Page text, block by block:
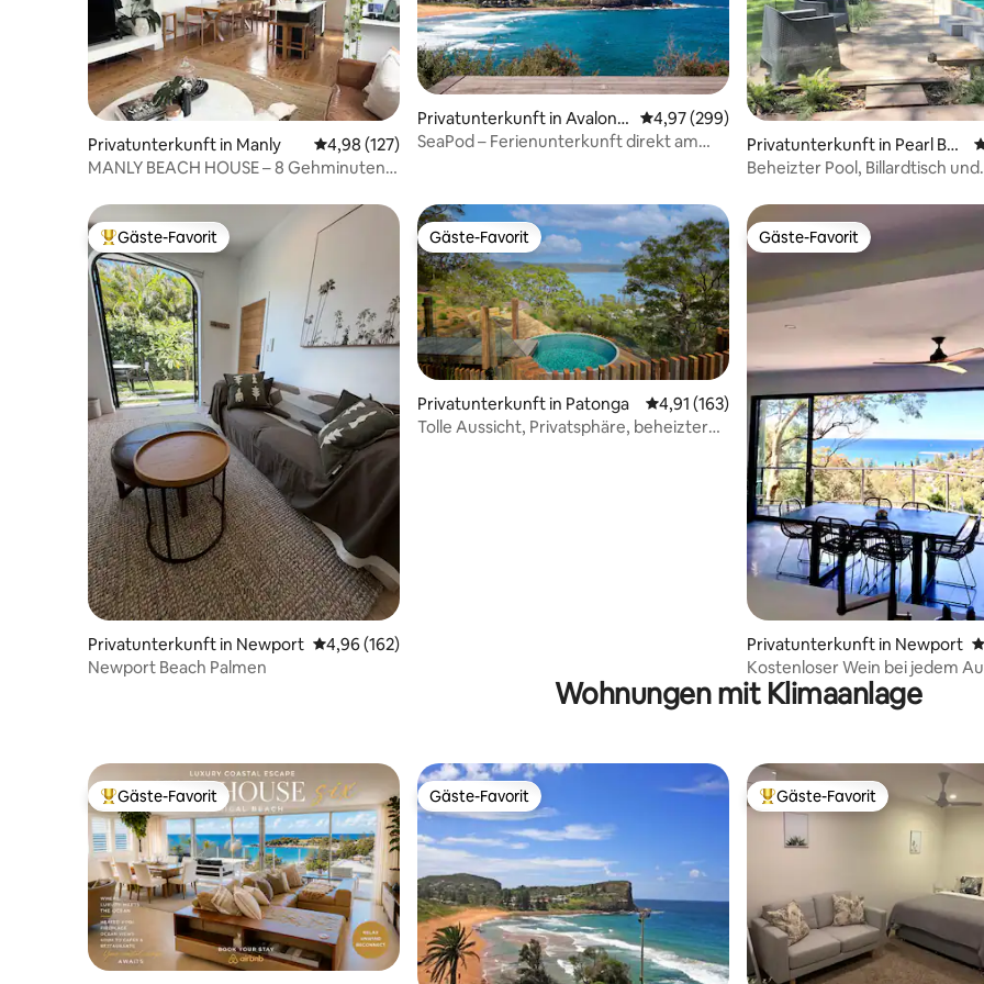
Privatunterkunft in Manly Durchschnittliche Bewertung: 4,98 von 5, 127 Bewertungen
4,98 (127)
MANLY BEACH HOUSE – 8 Gehminuten
Privatunterkunft in Avalon B
each
Durchschnittliche Bewertung: 4,97 von 5,
4,97 (299)
SeaPod – Ferienunterkunft direkt am
Privatunterkunft in Pearl Bea
ch
Beheizter Pool, Billardtisch und
Beliebter Gäste-Favorit.
Gäste-Favorit
Privatunterkunft in Newport Durchschnittliche Bewertung: 4,96 von 5, 162 Bewertungen
4,96 (162)
Newport Beach Palmen
Gäste-Favorit
Gäste-Favorit
Privatunterkunft in Patonga Durchschnittliche Bewertung: 4,91 von 5,
4,91 (163)
Tolle Aussicht, Privatsphäre, beheizter
Gäste-Favorit
Gäste-Favorit
Privatunterkunft in Newport
Kostenloser Wein bei jedem
mit Übernachtung im Juni, Juli
August
Wohnungen mit Klimaanlage
Beliebter Gäste-Favorit.
Gäste-Favorit Gäste-Favorit
Gäste-Favorit Beliebter Gäste-Favorit.
Gäste-Favorit